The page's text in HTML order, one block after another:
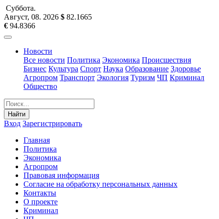
Суббота.
Август, 08. 2026 $ 82.1665
€ 94.8366
Новости
Все новости Политика Экономика Происшествия
Бизнес Культура Спорт Наука Образование Здоровье
Агропром Транспорт Экология Туризм ЧП Криминал
Общество
Найти
Вход Зарегистрировать
Главная
Политика
Экономика
Агропром
Правовая информация
Согласие на обработку персональных данных
Контакты
О проекте
Криминал